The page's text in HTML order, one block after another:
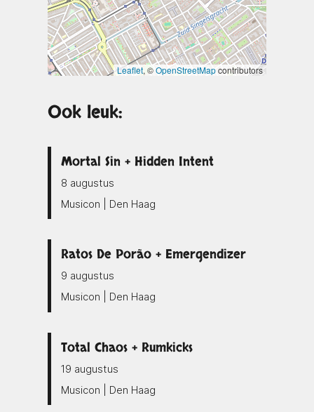
Leaflet, ©OpenStreetMapcontributors
Ook leuk:
Mortal Sin + Hidden Intent
8 augustus
Musicon | Den Haag
Ratos De Porão + Emergendizer
9 augustus
Musicon | Den Haag
Total Chaos + Rumkicks
19 augustus
Musicon | Den Haag